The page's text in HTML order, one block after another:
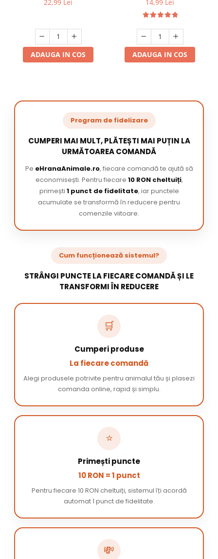
22,99 Lei
ADAUGA IN COS
14,99 Lei
ADAUGA IN COS
Program de fidelizare
CUMPERI MAI MULT, PLĂTEȘTI MAI PUȚIN LA
URMĂTOAREA COMANDĂ
Pe eHranaAnimale.ro, fiecare comandă te ajută să
economisești. Pentru fiecare 10 RON cheltuiți,
primești 1 punct de fidelitate, iar punctele
acumulate se transformă în reducere pentru
comenzile viitoare.
Cum funcționează sistemul?
STRÂNGI PUNCTE LA FIECARE COMANDĂ ȘI LE
TRANSFORMI ÎN REDUCERE
🛒
Cumperi produse
La fiecare comandă
Alegi produsele potrivite pentru animalul tău și plasezi
comanda online, rapid și simplu.
⭐
Primești puncte
10 RON = 1 punct
Pentru fiecare 10 RON cheltuiți, sistemul îți acordă
automat 1 punct de fidelitate.
💸